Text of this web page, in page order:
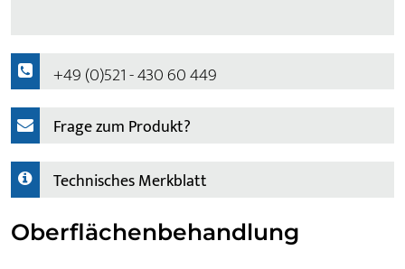
+49 (0)521 - 430 60 449
Frage zum Produkt?
Technisches Merkblatt
Oberflächenbehandlung